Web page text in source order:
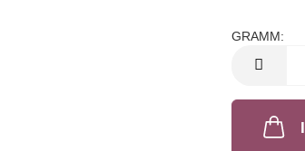
GRAMM:
GRAMM